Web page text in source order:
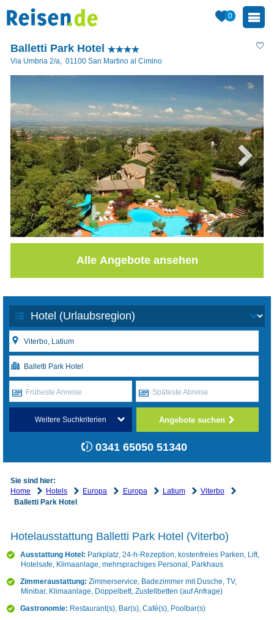
0
Balletti Park Hotel
Via Umbria 2/a, 01100 San Martino al Cimino
Alle Angebote ansehen
Früheste Anreise Späteste Abreise
Weitere Suchkriterien Angebote suchen
0341 65050 51340
Sie sind hier:
Home
Hotels Europa Europa Latium
Viterbo
Balletti Park Hotel
Hotelausstattung Balletti Park Hotel (Viterbo)
Ausstattung Hotel: Parkplatz, 24-h-Rezeption, kostenfreies Parken, Lift,
Hotelsafe, Klimaanlage, mehrsprachiges Personal, Parkhaus
Zimmeraustattung: Zimmerservice, Badezimmer mit Dusche, TV,
Minibar, Klimaanlage, Doppelbett, Zustellbetten (auf Anfrage)
Gastronomie: Restaurant(s), Bar(s), Café(s), Poolbar(s)